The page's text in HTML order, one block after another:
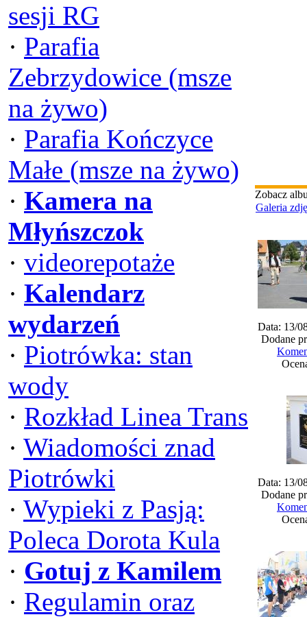
sesji RG
· Parafia
Zebrzydowice (msze
na żywo)
· Parafia Kończyce
Małe (msze na żywo)
· Kamera na
Młyńszczok
· videorepotaże
· Kalendarz
wydarzeń
· Piotrówka: stan
wody
· Rozkład Linea Trans
· Wiadomości znad
Piotrówki
· Wypieki z Pasją:
Poleca Dorota Kula
· Gotuj z Kamilem
· Regulamin oraz
Zobacz
Galeria
Data: 13/
Dodane
Data: 13/
Dodane